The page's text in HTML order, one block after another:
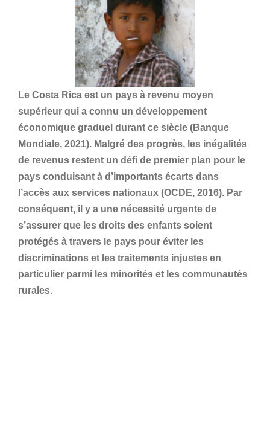
Le Costa Rica est un pays à revenu moyen
supérieur qui a connu un développement
économique graduel durant ce siècle (Banque
Mondiale, 2021). Malgré des progrès, les inégalités
de revenus restent un défi de premier plan pour le
pays conduisant à d’importants écarts dans
l’accès aux services nationaux (OCDE, 2016). Par
conséquent, il y a une nécessité urgente de
s’assurer que les droits des enfants soient
protégés à travers le pays pour éviter les
discriminations et les traitements injustes en
particulier parmi les minorités et les communautés
rurales.